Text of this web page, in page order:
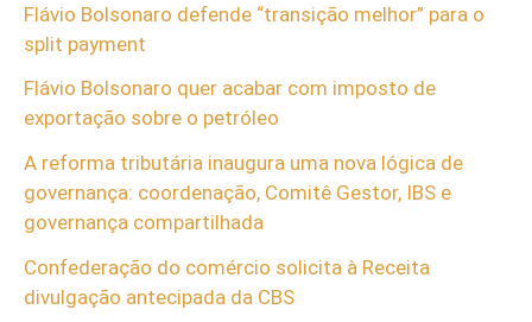
Flávio Bolsonaro defende “transição melhor” para o
split payment
Flávio Bolsonaro quer acabar com imposto de
exportação sobre o petróleo
A reforma tributária inaugura uma nova lógica de
governança: coordenação, Comitê Gestor, IBS e
governança compartilhada
Confederação do comércio solicita à Receita
divulgação antecipada da CBS